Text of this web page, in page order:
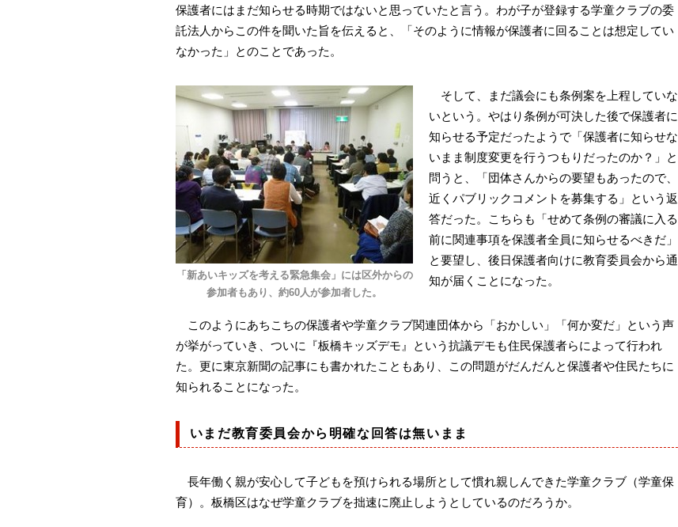
保護者にはまだ知らせる時期ではないと思っていたと言う。わが子が登録する学童クラブの委
託法人からこの件を聞いた旨を伝えると、「そのように情報が保護者に回ることは想定してい
なかった」とのことであった。
「新あいキッズを考える緊急集会」には区外からの
参加者もあり、約60人が参加者した。
そして、まだ議会にも条例案を上程していな
いという。やはり条例が可決した後で保護者に
知らせる予定だったようで「保護者に知らせな
いまま制度変更を行うつもりだったのか？」と
問うと、「団体さんからの要望もあったので、
近くパブリックコメントを募集する」という返
答だった。こちらも「せめて条例の審議に入る
前に関連事項を保護者全員に知らせるべきだ」
と要望し、後日保護者向けに教育委員会から通
知が届くことになった。
このようにあちこちの保護者や学童クラブ関連団体から「おかしい」「何か変だ」という声
が挙がっていき、ついに『板橋キッズデモ』という抗議デモも住民保護者らによって行われ
た。更に東京新聞の記事にも書かれたこともあり、この問題がだんだんと保護者や住民たちに
知られることになった。
いまだ教育委員会から明確な回答は無いまま
長年働く親が安心して子どもを預けられる場所として慣れ親しんできた学童クラブ（学童保
育）。板橋区はなぜ学童クラブを拙速に廃止しようとしているのだろうか。